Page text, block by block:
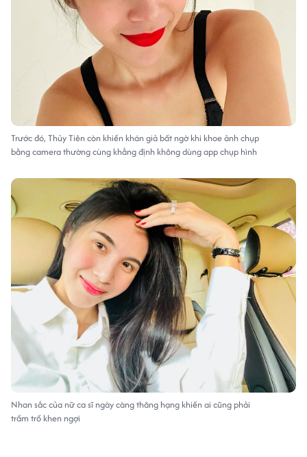
Trước đó, Thủy Tiên còn khiến khán giả bất ngờ khi khoe ảnh chụp
bằng camera thường cùng khẳng định không dùng app chụp hình
Nhan sắc của nữ ca sĩ ngày càng thăng hạng khiến ai cũng phải
trầm trồ khen ngợi